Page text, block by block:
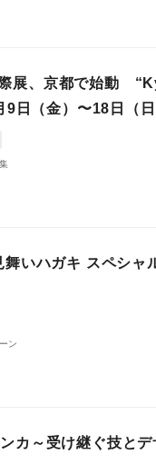
際展、京都で始動
（金）〜18日（日
いハガキ スペシャ
ン
カ～受け継ぐ技とデ